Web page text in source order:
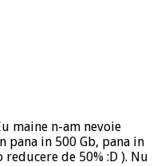
maine n-am nevoie
pana in 500 Gb, pana in
reducere de 50% :D ). Nu